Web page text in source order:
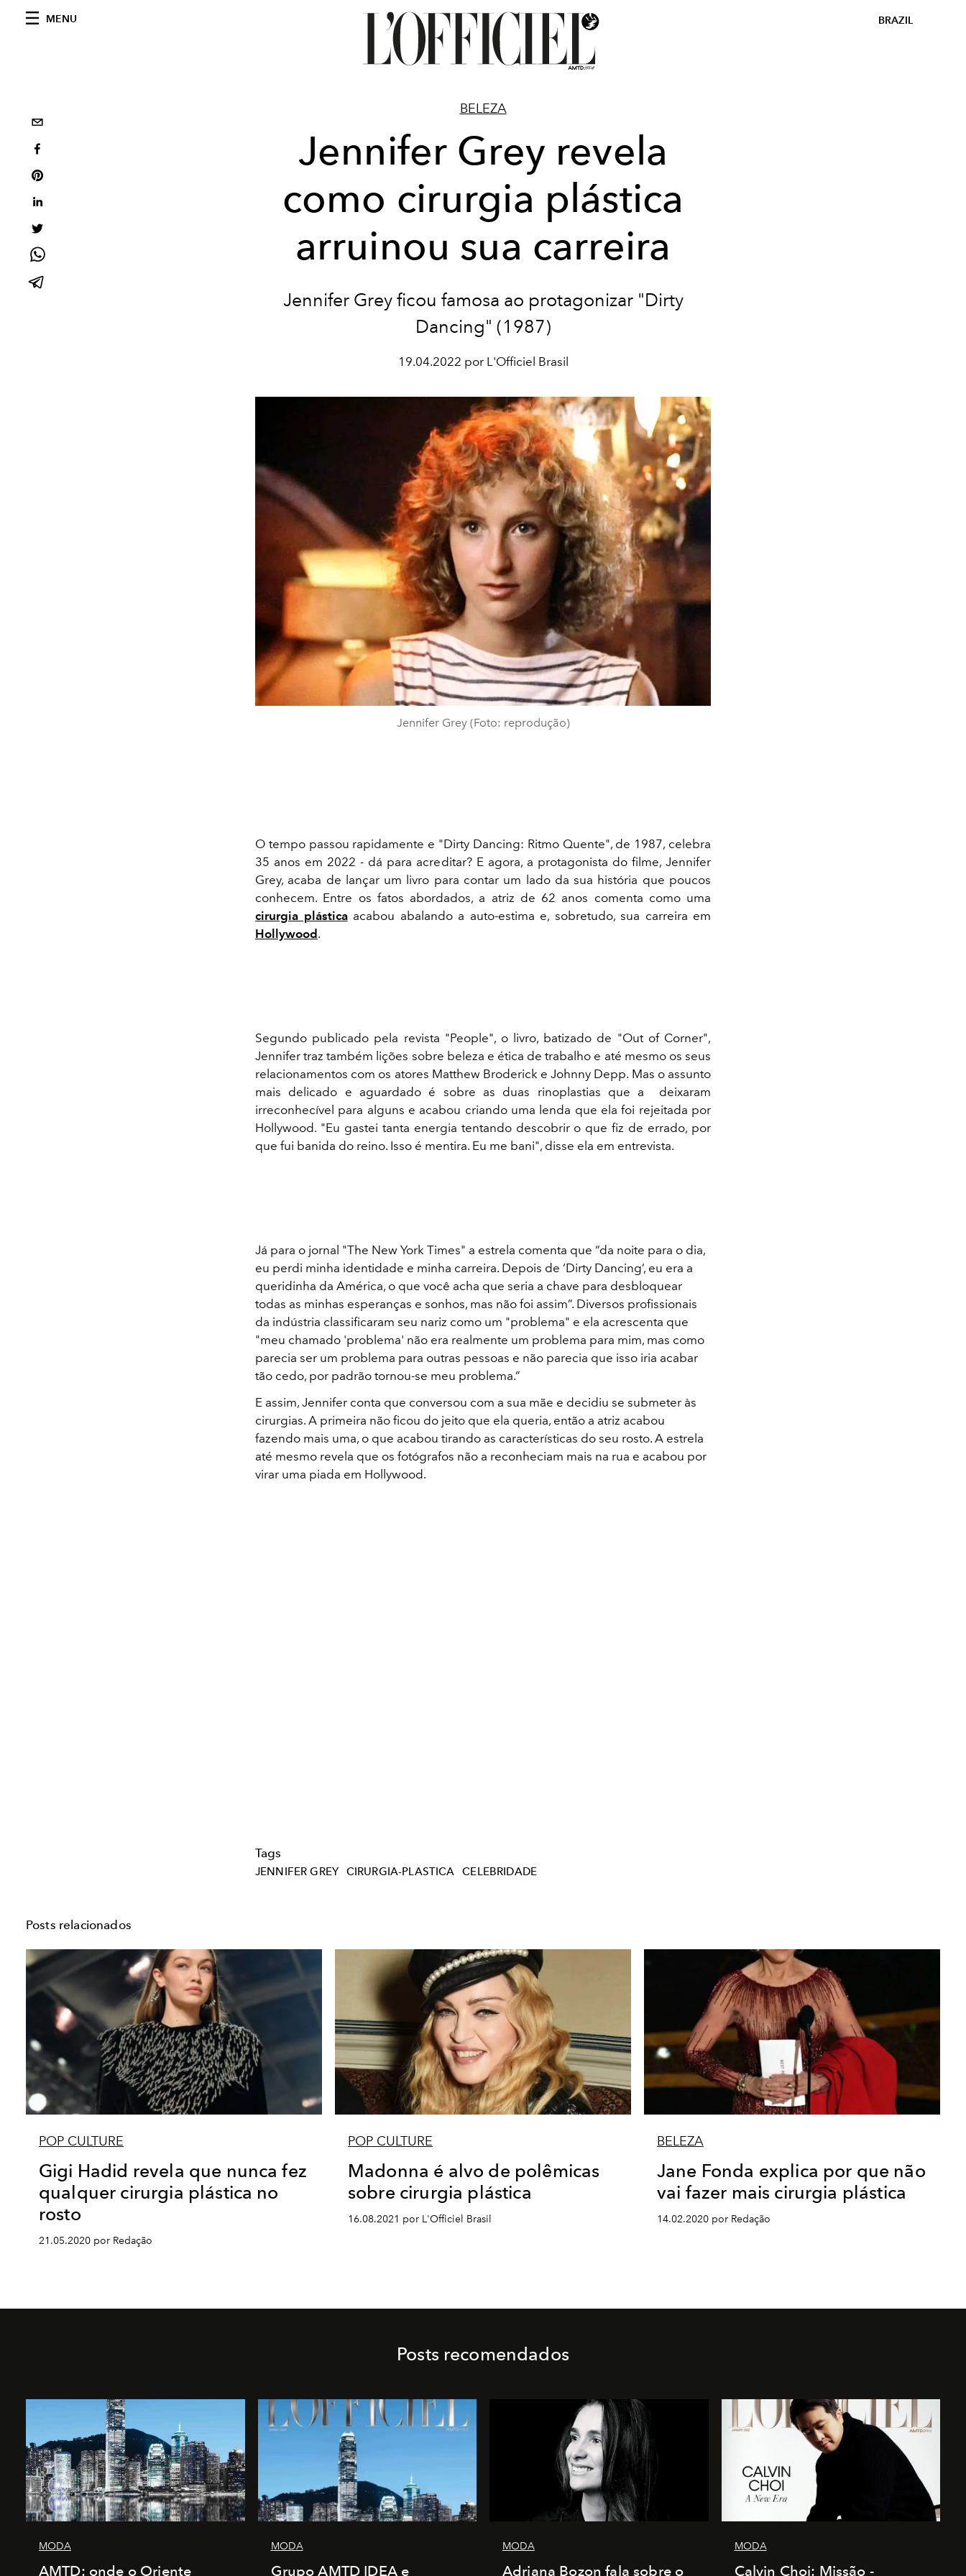
MENU BRAZIL
BELEZA
Jennifer Grey revela
como cirurgia plástica
arruinou sua carreira
Jennifer Grey ficou famosa ao protagonizar "Dirty
Dancing" (1987)
19.04.2022 por L'Officiel Brasil
Jennifer Grey (Foto: reprodução)
O tempo passou rapidamente e "Dirty Dancing: Ritmo Quente", de 1987, celebra
35 anos em 2022 - dá para acreditar? E agora, a protagonista do filme, Jennifer
Grey, acaba de lançar um livro para contar um lado da sua história que poucos
conhecem. Entre os fatos abordados, a atriz de 62 anos comenta como uma
cirurgia plásticaacabou abalando a auto-estima e, sobretudo, sua carreira em
Hollywood .
Segundo publicado pela revista "People", o livro, batizado de "Out of Corner",
Jennifer traz também lições sobre beleza e ética de trabalho e até mesmo os seus
​​relacionamentos com os atores Matthew Broderick e Johnny Depp. Mas o assunto
mais delicado e aguardado é sobre as duas rinoplastias que a deixaram
irreconhecível para alguns e acabou criando uma lenda que ela foi rejeitada por
Hollywood. "Eu gastei tanta energia tentando descobrir o que fiz de errado, por
que fui banida do reino. Isso é mentira. Eu me bani", disse ela em entrevista.
Já para o jornal "The New York Times" a estrela comenta que “da noite para o dia,
eu perdi minha identidade e minha carreira. Depois de ‘Dirty Dancing’, eu era a
queridinha da América, o que você acha que seria a chave para desbloquear
todas as minhas esperanças e sonhos, mas não foi assim”. Diversos profissionais
da indústria classificaram seu nariz como um "problema" e ela acrescenta que
"meu chamado 'problema' não era realmente um problema para mim, mas como
parecia ser um problema para outras pessoas e não parecia que isso iria acabar
tão cedo, por padrão tornou-se meu problema.”
E assim, Jennifer conta que conversou com a sua mãe e decidiu se submeter às
cirurgias. A primeira não ficou do jeito que ela queria, então a atriz acabou
fazendo mais uma, o que acabou tirando as características do seu rosto. A estrela
até mesmo revela que os fotógrafos não a reconheciam mais na rua e acabou por
virar uma piada em Hollywood.
Tags
JENNIFER GREY CIRURGIA-PLASTICA CELEBRIDADE
Posts relacionados
POP CULTURE
Gigi Hadid revela que nunca fez
qualquer cirurgia plástica no
rosto
21.05.2020 por Redação
POP CULTURE
Madonna é alvo de polêmicas
sobre cirurgia plástica
16.08.2021 por L'Officiel Brasil
BELEZA
Jane Fonda explica por que não
vai fazer mais cirurgia plástica
14.02.2020 por Redação
Posts recomendados
MODA
AMTD: onde o Oriente
MODA
Grupo AMTD IDEA e
MODA
Adriana Bozon fala sobre o
MODA
Calvin Choi: Missão -